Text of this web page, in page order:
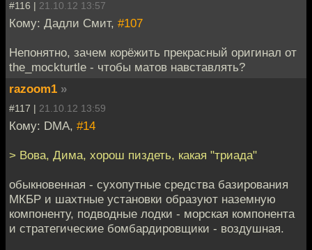
#116 | 21.10.12 13:57
Кому: Дадли Смит, #107
Непонятно, зачем корёжить прекрасный оригинал от
the_mockturtle - чтобы матов навставлять?
razoom1 »
#117 | 21.10.12 13:59
Кому: DMA, #14
> Вова, Дима, хорош пиздеть, какая "триада"
обыкновенная - сухопутные средства базирования
МКБР и шахтные установки образуют наземную
компоненту, подводные лодки - морская компонента
и стратегические бомбардировщики - воздушная.